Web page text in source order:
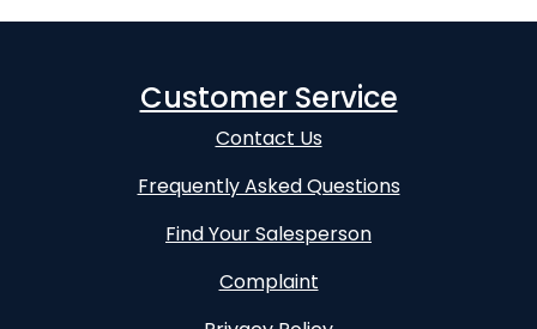
Customer Service
Contact Us
Frequently Asked Questions
Find Your Salesperson
Complaint